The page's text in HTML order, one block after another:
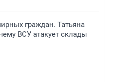
граждан. Татьяна
ВСУ атакует склады